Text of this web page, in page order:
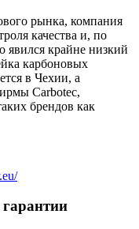
рынка, компания
качества и, по
явился крайне низкий
карбоновых
в Чехии, а
Carbotec,
брендов как